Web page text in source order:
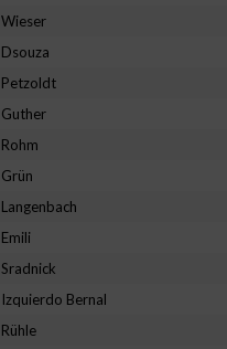
Wieser
Dsouza
Petzoldt
Guther
Rohm
Grün
Langenbach
Emili
Sradnick
Izquierdo Bernal
Rühle